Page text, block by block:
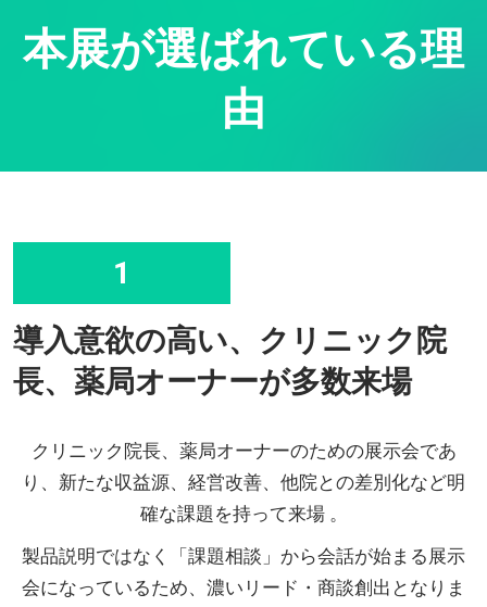
本展が選ばれている理
由
1
導入意欲の高い、クリニック院
長、薬局オーナーが多数来場
クリニック院長、薬局オーナーのための展示会であ
り、新たな収益源、経営改善、他院との差別化など明
確な課題を持って来場 。
製品説明ではなく「課題相談」から会話が始まる展示
会になっているため、濃いリード・商談創出となりま